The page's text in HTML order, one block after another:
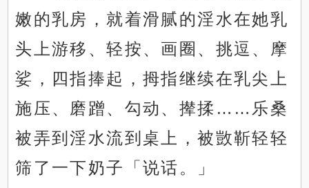
嫩的乳房，就着滑腻的淫水在她乳
头上游移、轻按、画圈、挑逗、摩
娑，四指捧起，拇指继续在乳尖上
施压、磨蹭、勾动、撵揉……乐桑
被弄到淫水流到桌上，被敳靳轻轻
筛了一下奶子「说话。」